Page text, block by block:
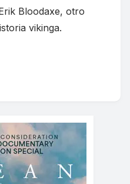
Bloodaxe, otro
vikinga.